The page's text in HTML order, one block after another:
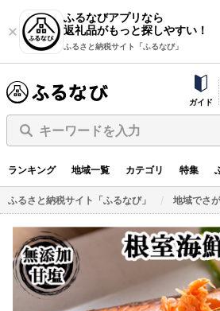
ふるなびアプリなら
返礼品がもっと探しやすい！
ふるさと納税サイト「ふるなび」
ガイド
キーワードを入力
ランキング 地域一覧 カテゴリ 特集
ふるさと納税サイト「ふるなび」 地域でさ